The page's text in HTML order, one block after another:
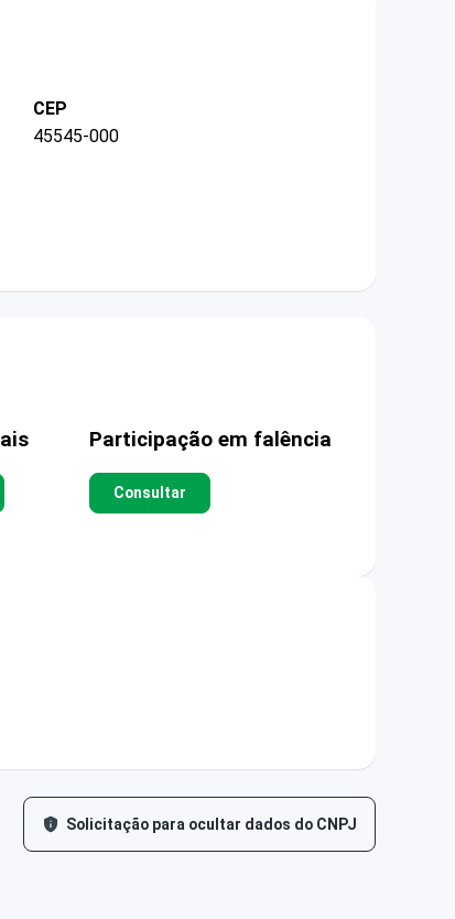
CEP
45545-000
Participação em falência
Consultar
Solicitação para ocultar dados do CNPJ